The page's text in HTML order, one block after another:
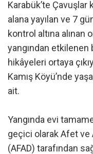
Karabük’te
alana yayılan ve 7
kontrol altına alınan
yangından etkilenen
hikâyeleri ortaya
Kamış Köyü’nde
ait.
Yangında evi
geçici olarak Afet ve
(AFAD) tarafından